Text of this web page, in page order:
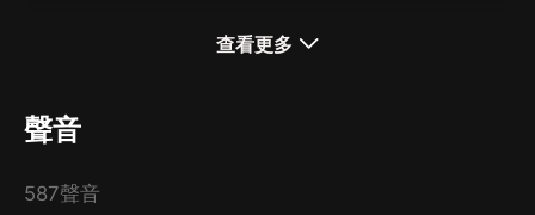
狀況暗中調查，然而留給他的線索只有坍塌的大殿，和一
魚少女，頭上竟戴了一模一樣的蜻蜓。蜻蜓掠過，冥冥中
“本王想知道所有關於她的事。”
查看更多
聲音
587聲音